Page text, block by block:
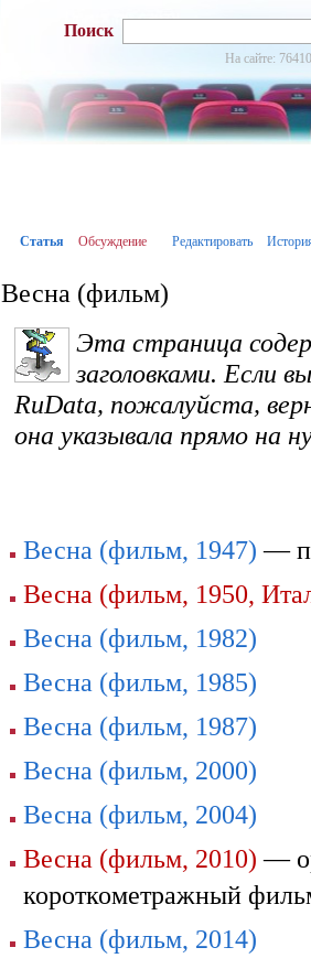
Поиск
На сайте:
Статья Обсуждение Редактировать
Весна (фильм)
Эта страница
заголовками. Если
RuData, пожалуйста,
она указывала прямо на
Весна (фильм, 1947) —
Весна (фильм, 1950,
Весна (фильм, 1982)
Весна (фильм, 1985)
Весна (фильм, 1987)
Весна (фильм, 2000)
Весна (фильм, 2004)
Весна (фильм, 2010) —
короткометражный
Весна (фильм, 2014)